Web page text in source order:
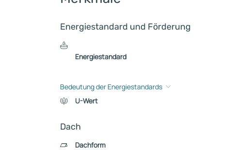
Energiestandard und Förderung
Energiestandard
Bedeutung der Energiestandards
U-Wert
Dach
Dachform